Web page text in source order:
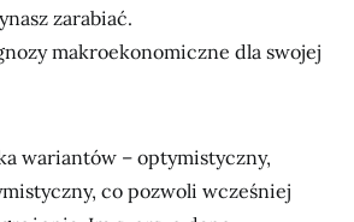
zarabiać.
makroekonomiczne dla swojej
wariantów – optymistyczny,
co pozwoli wcześniej